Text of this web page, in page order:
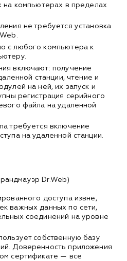
на компьютерах в пределах
не требуется установка
с любого компьютера к
включают: получение
станции, чтение и
на ней, их запуск и
регистрация серийного
файла на удаленной
требуется включение
на удаленной станции.
Dr.Web)
доступа извне,
важных данных по сети,
соединений на уровне
собственную базу
Доверенность приложения
сертификате — все